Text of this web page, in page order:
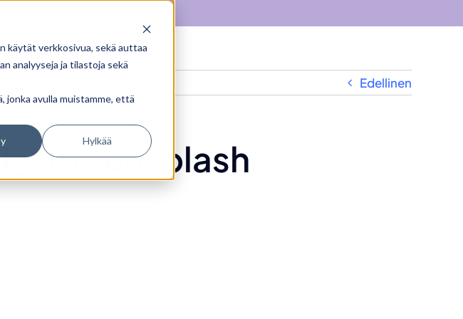
käytät verkkosivua, sekä auttaa
analyyseja ja tilastoja sekä
jonka avulla muistamme, että
Hylkää
Edellinen
unsplash